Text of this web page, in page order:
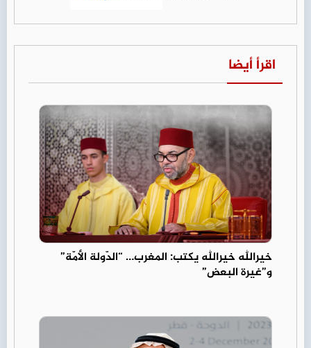
اقرأ أيضا
خيرالله خيرالله يكتب: المغرب… “الدّولة الأمّة”
و”غيرة البعض”